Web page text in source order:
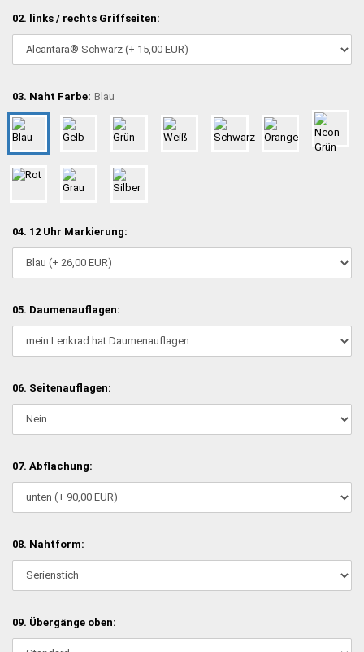
02. links / rechts Griffseiten:
03. Naht Farbe: Blau
04. 12 Uhr Markierung:
05. Daumenauflagen:
06. Seitenauflagen:
07. Abflachung:
08. Nahtform:
09. Übergänge oben: